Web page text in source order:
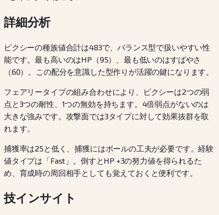
詳細分析
ピクシーの種族値合計は483で、バランス型で扱いやすい性
能です。最も高いのはHP（95）、最も低いのはすばやさ
（60）。この配分を意識した型作りが活躍の鍵になります。
フェアリータイプの組み合わせにより、ピクシーは2つの弱
点と3つの耐性、1つの無効を持ちます。4倍弱点がないのは
大きな強みです。攻撃面では3タイプに対して効果抜群を取
れます。
捕獲率は25と低く、捕獲にはボールの工夫が必要です。経験
値タイプは「Fast」。倒すとHP +3の努力値を得られるた
め、育成時の周回相手としても覚えておくと便利です。
技インサイト